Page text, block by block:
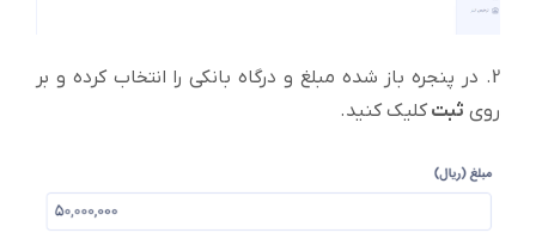
2. در پنجره باز شده مبلغ و درگاه بانکی را انتخاب کرده و بر
روی ثبت کلیک کنید.